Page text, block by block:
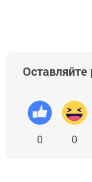
Оставляйте
0 0